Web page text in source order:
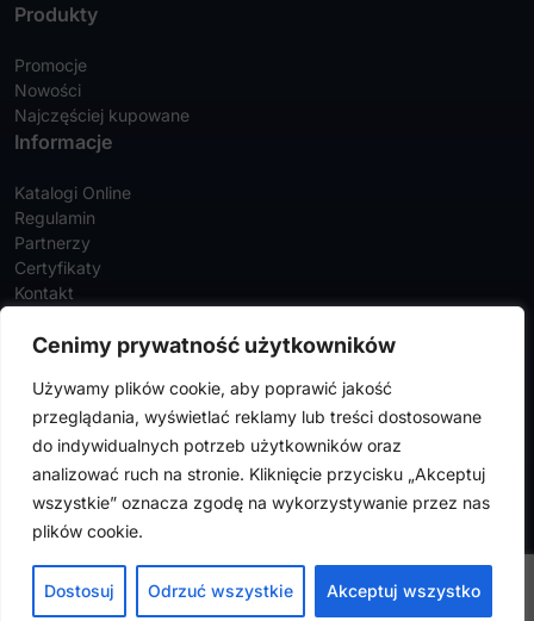
Cenimy prywatność użytkowników
Używamy plików cookie, aby poprawić jakość
przeglądania, wyświetlać reklamy lub treści dostosowane
do indywidualnych potrzeb użytkowników oraz
analizować ruch na stronie. Kliknięcie przycisku „Akceptuj
wszystkie” oznacza zgodę na wykorzystywanie przez nas
plików cookie.
Dostosuj Odrzuć wszystkie Akceptuj wszystko
Produkty
Promocje
Nowości
Najczęściej kupowane
Informacje
Katalogi Online
Regulamin
Partnerzy
Certyfikaty
Kontakt
Zamówienia
Adresy
FalconMedical © 2024. Wszystkie prawa zastrzeżone |
prywatności|Polityka cookies
Design byVENTI